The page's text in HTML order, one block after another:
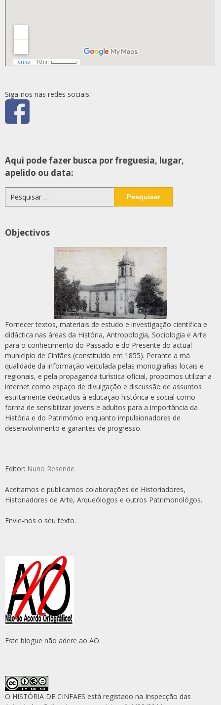
Siga-nos nas redes sociais:
Aqui pode fazer busca por freguesia, lugar,
apelido ou data:
por:
Objectivos
Fornecer textos, materiais de estudo e investigação científica e
didáctica nas áreas da História, Antropologia, Sociologia e Arte
para o conhecimento do Passado e do Presente do actual
município de Cinfães (constituído em 1855). Perante a má
qualidade da informação veiculada pelas monografias locais e
regionais, e pela propaganda turística oficial, propomos utilizar a
internet como espaço de divulgação e discussão de assuntos
estritamente dedicados à educação histórica e social como
forma de sensibilizar jovens e adultos para a importância da
História e do Património enquanto impulsionadores de
desenvolvimento e garantes de progresso.
Editor: Nuno Resende
Aceitamos e publicamos colaborações de Historiadores,
Historiadores de Arte, Arqueólogos e outros Patrimonológos.
Envie-nos o seu texto.
Este blogue não adere ao AO.
O HISTÓRIA DE CINFÃES está registado na Inspecção das